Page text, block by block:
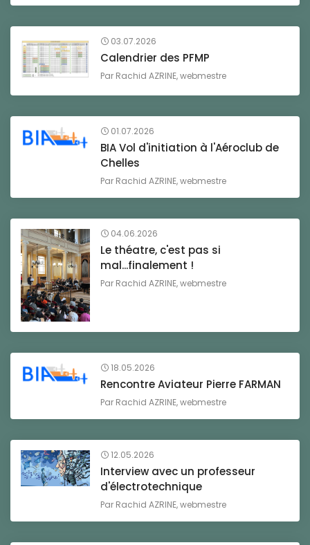
03.07.2026
Calendrier des PFMP
Par Rachid AZRINE, webmestre
01.07.2026
BIA Vol d'initiation à l'Aéroclub de
Chelles
Par Rachid AZRINE, webmestre
04.06.2026
Le théatre, c'est pas si
mal...finalement !
Par Rachid AZRINE, webmestre
18.05.2026
Rencontre Aviateur Pierre FARMAN
Par Rachid AZRINE, webmestre
12.05.2026
Interview avec un professeur
d'électrotechnique
Par Rachid AZRINE, webmestre